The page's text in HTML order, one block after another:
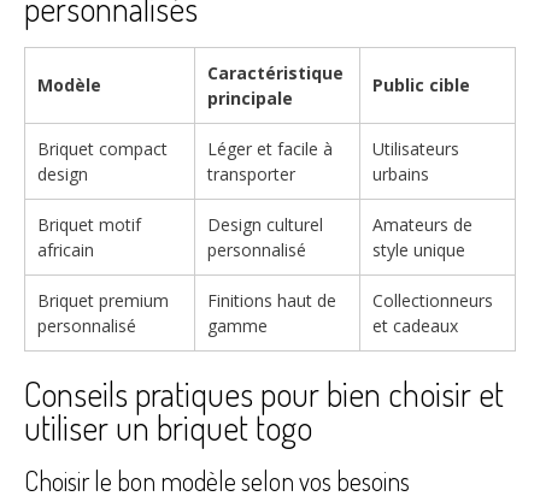
personnalisés
Modèle
Caractéristique
principale
Public cible
Briquet compact
design
Léger et facile à
transporter
Utilisateurs
urbains
Briquet motif
africain
Design culturel
personnalisé
Amateurs de
style unique
Briquet premium
personnalisé
Finitions haut de
gamme
Collectionneurs
et cadeaux
Conseils pratiques pour bien choisir et
utiliser un briquet togo
Choisir le bon modèle selon vos besoins